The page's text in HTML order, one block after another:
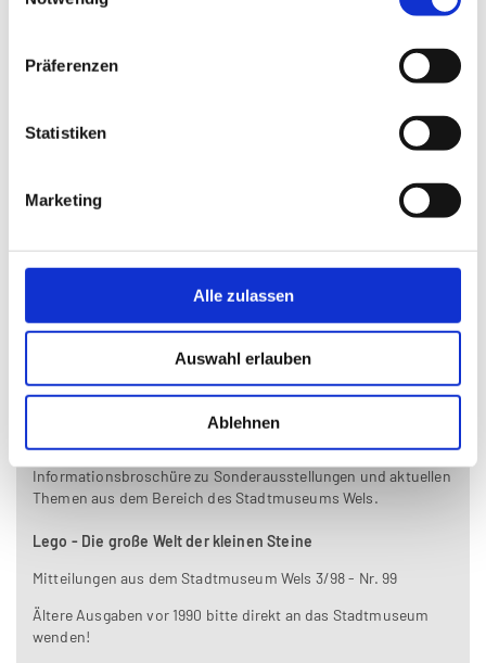
Präferenzen
Statistiken
Marketing
Alle zulassen
Auswahl erlauben
Ablehnen
Informationsbroschüre zu Sonderausstellungen und aktuellen
Themen aus dem Bereich des Stadtmuseums Wels.
Lego - Die große Welt der kleinen Steine
Mitteilungen aus dem Stadtmuseum Wels 3/98 - Nr. 99
Ältere Ausgaben vor 1990 bitte direkt an das Stadtmuseum
wenden!